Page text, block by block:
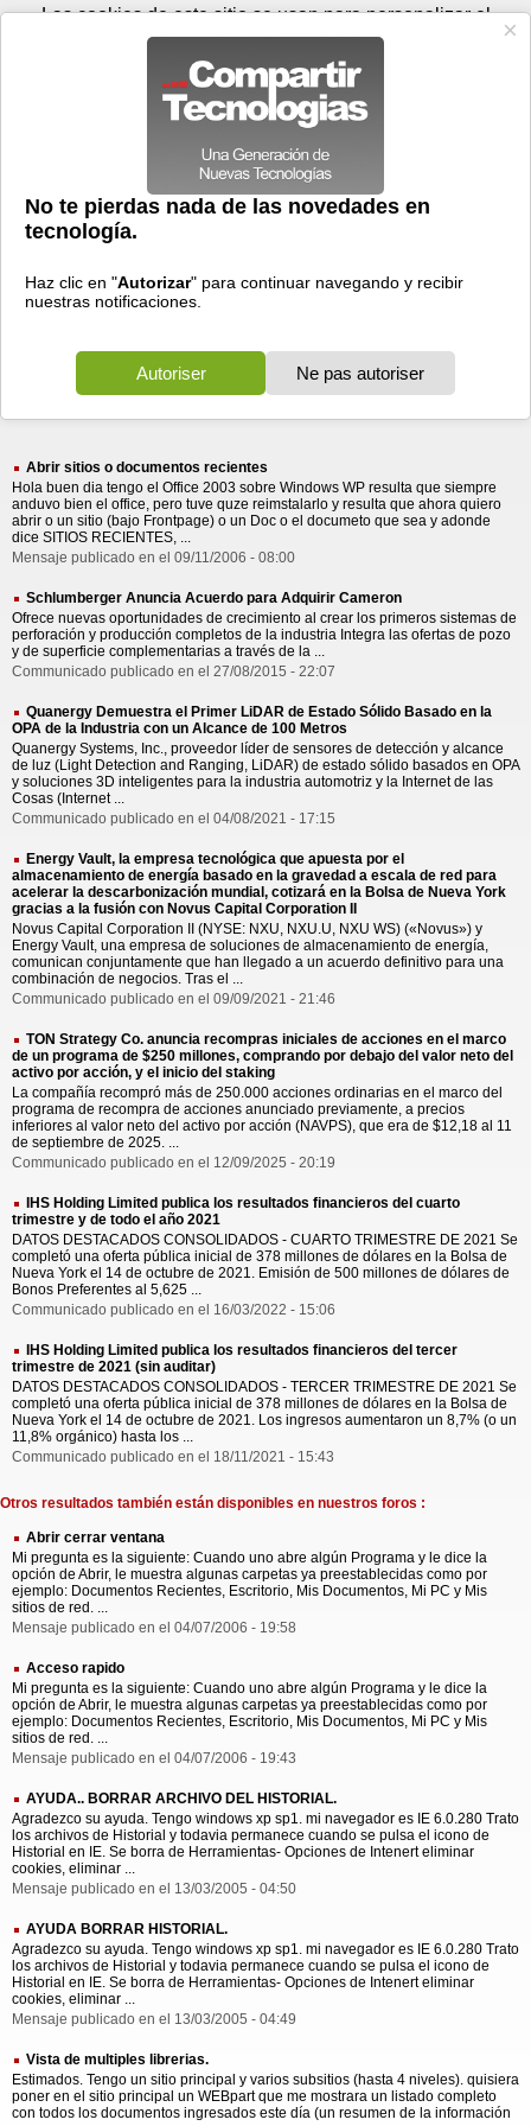
Prensa Videos
> sitios documentos recientes
sitios documentos recientes
12 resultados Ordenar por fecha-Ordenar por pertinencia
Abrir sitios o documentos recientes
Hola buen dia tengo el Office 2003 sobre Windows WP resulta que siempre
anduvo bien el office, pero tuve quze reimstalarlo y resulta que ahora quiero
abrir o un sitio (bajo Frontpage) o un Doc o el documeto que sea y adonde
dice SITIOS RECIENTES, ...
Mensaje publicado en el 09/11/2006 - 08:00
Schlumberger Anuncia Acuerdo para Adquirir Cameron
Ofrece nuevas oportunidades de crecimiento al crear los primeros sistemas de
perforación y producción completos de la industria Integra las ofertas de pozo
y de superficie complementarias a través de la ...
Communicado publicado en el 27/08/2015 - 22:07
Quanergy Demuestra el Primer LiDAR de Estado Sólido Basado en la
OPA de la Industria con un Alcance de 100 Metros
Quanergy Systems, Inc., proveedor líder de sensores de detección y alcance
de luz (Light Detection and Ranging, LiDAR) de estado sólido basados en OPA
y soluciones 3D inteligentes para la industria automotriz y la Internet de las
Cosas (Internet ...
Communicado publicado en el 04/08/2021 - 17:15
Energy Vault, la empresa tecnológica que apuesta por el
almacenamiento de energía basado en la gravedad a escala de red para
acelerar la descarbonización mundial, cotizará en la Bolsa de Nueva York
gracias a la fusión con Novus Capital Corporation II
Novus Capital Corporation II (NYSE: NXU, NXU.U, NXU WS) («Novus») y
Energy Vault, una empresa de soluciones de almacenamiento de energía,
comunican conjuntamente que han llegado a un acuerdo definitivo para una
combinación de negocios. Tras el ...
Communicado publicado en el 09/09/2021 - 21:46
TON Strategy Co. anuncia recompras iniciales de acciones en el marco
de un programa de $250 millones, comprando por debajo del valor neto del
activo por acción, y el inicio del staking
La compañía recompró más de 250.000 acciones ordinarias en el marco del
programa de recompra de acciones anunciado previamente, a precios
inferiores al valor neto del activo por acción (NAVPS), que era de $12,18 al 11
de septiembre de 2025. ...
Communicado publicado en el 12/09/2025 - 20:19
IHS Holding Limited publica los resultados financieros del cuarto
trimestre y de todo el año 2021
DATOS DESTACADOS CONSOLIDADOS - CUARTO TRIMESTRE DE 2021 Se
completó una oferta pública inicial de 378 millones de dólares en la Bolsa de
Nueva York el 14 de octubre de 2021. Emisión de 500 millones de dólares de
Bonos Preferentes al 5,625 ...
Communicado publicado en el 16/03/2022 - 15:06
IHS Holding Limited publica los resultados financieros del tercer
trimestre de 2021 (sin auditar)
DATOS DESTACADOS CONSOLIDADOS - TERCER TRIMESTRE DE 2021 Se
completó una oferta pública inicial de 378 millones de dólares en la Bolsa de
Nueva York el 14 de octubre de 2021. Los ingresos aumentaron un 8,7% (o un
11,8% orgánico) hasta los ...
Communicado publicado en el 18/11/2021 - 15:43
Otros resultados también están disponibles en nuestros foros :
Abrir cerrar ventana
Mi pregunta es la siguiente: Cuando uno abre algún Programa y le dice la
opción de Abrir, le muestra algunas carpetas ya preestablecidas como por
ejemplo: Documentos Recientes, Escritorio, Mis Documentos, Mi PC y Mis
sitios de red. ...
Mensaje publicado en el 04/07/2006 - 19:58
Acceso rapido
Mi pregunta es la siguiente: Cuando uno abre algún Programa y le dice la
opción de Abrir, le muestra algunas carpetas ya preestablecidas como por
ejemplo: Documentos Recientes, Escritorio, Mis Documentos, Mi PC y Mis
sitios de red. ...
Mensaje publicado en el 04/07/2006 - 19:43
AYUDA.. BORRAR ARCHIVO DEL HISTORIAL.
Agradezco su ayuda. Tengo windows xp sp1. mi navegador es IE 6.0.280 Trato
los archivos de Historial y todavia permanece cuando se pulsa el icono de
Historial en IE. Se borra de Herramientas- Opciones de Intenert eliminar
cookies, eliminar ...
Mensaje publicado en el 13/03/2005 - 04:50
AYUDA BORRAR HISTORIAL.
Agradezco su ayuda. Tengo windows xp sp1. mi navegador es IE 6.0.280 Trato
los archivos de Historial y todavia permanece cuando se pulsa el icono de
Historial en IE. Se borra de Herramientas- Opciones de Intenert eliminar
cookies, eliminar ...
Mensaje publicado en el 13/03/2005 - 04:49
Vista de multiples librerias.
Estimados. Tengo un sitio principal y varios subsitios (hasta 4 niveles). quisiera
poner en el sitio principal un WEBpart que me mostrara un listado completo
con todos los documentos ingresados este día (un resumen de la información
Jueves 06 de agosto - 20:30 Registrar Conectar
Las cookies de este sitio se usan para personalizar el
contenido y los anuncios, para ofrecer funciones de medios
sociales y para analizar el tráfico. Además, compartimos
información sobre el uso que haga del sitio web con nuestros
partners de medios sociales, de publicidad y de análisis
web.
OK